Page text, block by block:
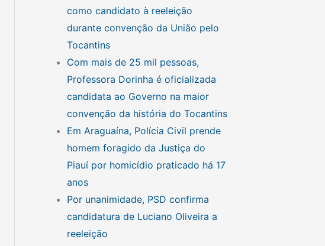
como candidato à reeleição
durante convenção da União pelo
Tocantins
Com mais de 25 mil pessoas,
Professora Dorinha é oficializada
candidata ao Governo na maior
convenção da história do Tocantins
Em Araguaína, Polícia Civil prende
homem foragido da Justiça do
Piauí por homicídio praticado há 17
anos
Por unanimidade, PSD confirma
candidatura de Luciano Oliveira a
reeleição